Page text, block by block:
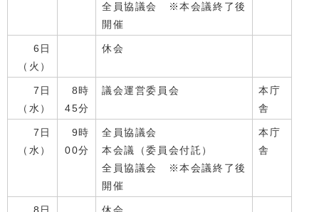
全員協議会 ※本会議終了後
開催
6日
（火）
休会
7日
（水）
8時
45分
議会運営委員会
本庁
舎
7日
（水）
9時
00分
全員協議会
本会議（委員会付託）
全員協議会 ※本会議終了後
開催
本庁
舎